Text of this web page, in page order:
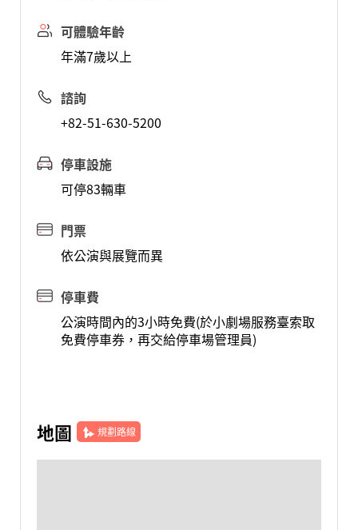
可體驗年齡
年滿7歲以上
諮詢
+82-51-630-5200
停車設施
可停83輛車
門票
依公演與展覽而異
停車費
公演時間內的3小時免費(於小劇場服務臺索取
免費停車券，再交給停車場管理員)
地圖 規劃路線